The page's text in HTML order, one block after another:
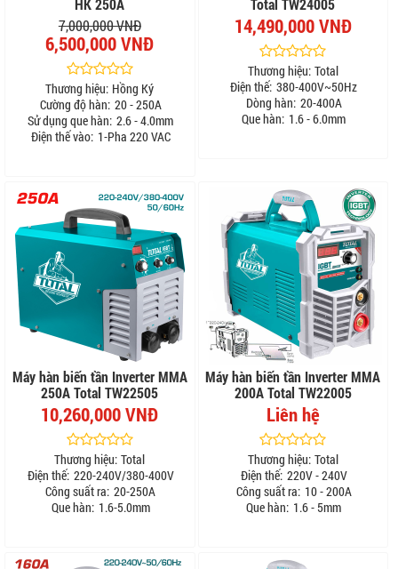
HK 250A
7,000,000 VNĐ
6,500,000 VNĐ
Thương hiệu: Hồng Ký
Cường độ hàn: 20 - 250A
Sử dụng que hàn: 2.6 - 4.0mm
Điện thế vào: 1-Pha 220 VAC
Total TW24005
14,490,000 VNĐ
Thương hiệu: Total
Điện thế: 380-400V~50Hz
Dòng hàn: 20-400A
Que hàn: 1.6 - 6.0mm
Máy hàn biến tần Inverter MMA
250A Total TW22505
10,260,000 VNĐ
Thương hiệu: Total
Điện thế: 220-240V/380-400V
Công suất ra: 20-250A
Que hàn: 1.6-5.0mm
Máy hàn biến tần Inverter MMA
200A Total TW22005
Liên hệ
Thương hiệu: Total
Điện thế: 220V - 240V
Công suất ra: 10 - 200A
Que hàn: 1.6 - 5mm